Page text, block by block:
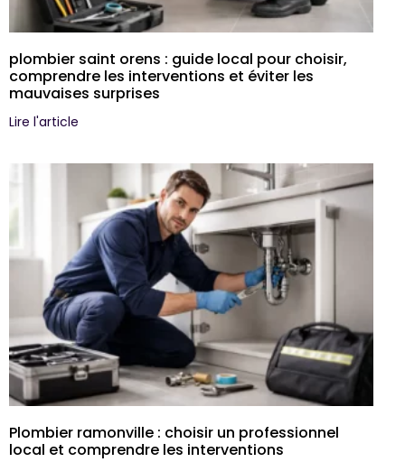
plombier saint orens : guide local pour choisir,
comprendre les interventions et éviter les
mauvaises surprises
Lire l'article
Plombier ramonville : choisir un professionnel
local et comprendre les interventions